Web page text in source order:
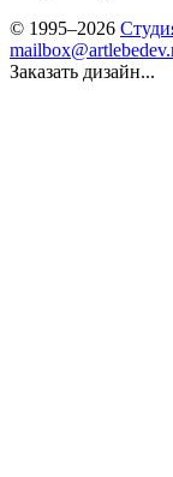
© 1995–2026
Заказать дизайн...